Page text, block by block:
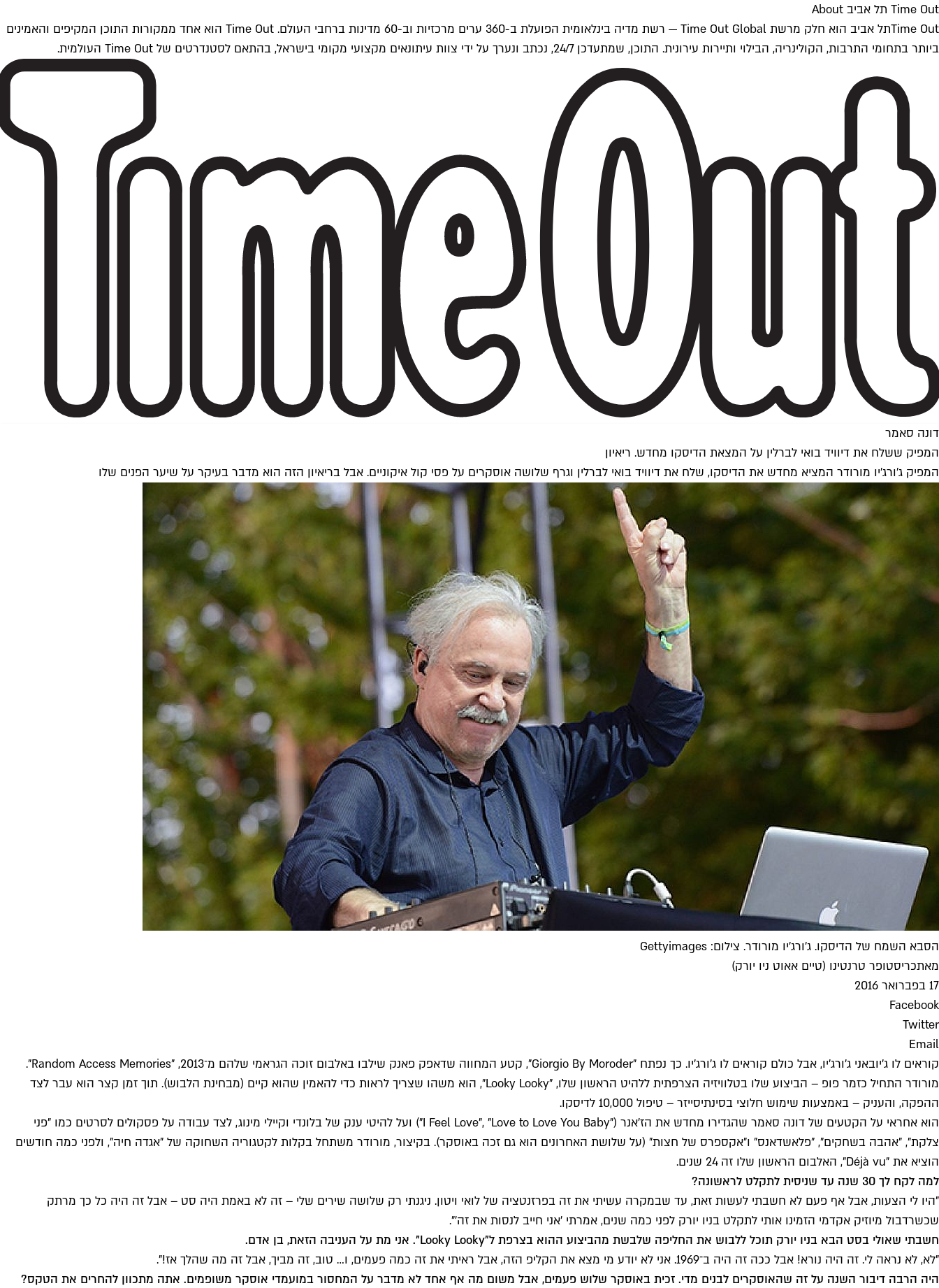
Time Out תל אביב About
Time Outתל אביב הוא חלק מרשת Time Out Global — רשת מדיה בינלאומית הפועלת ב-360 ערים מרכזיות וב-60 מדינות ברחבי העולם. Time Out הוא אחד ממקורות התוכן המקיפים והאמינים
ביותר בתחומי התרבות, הקולינריה, הבילוי ותיירות עירונית. התוכן, שמתעדכן 24/7, נכתב ונערך על ידי צוות עיתונאים מקצועי מקומי בישראל, בהתאם לסטנדרטים של Time Out העולמית.
דונה סאמר
המפיק ששלח את דיוויד בואי לברלין על המצאת הדיסקו מחדש. ריאיון
המפיק ג'ורג'יו מורודר המציא מחדש את הדיסקו, שלח את דיוויד בואי לברלין וגרף שלושה אוסקרים על פסי קול איקוניים. אבל בריאיון הזה הוא מדבר בעיקר על שיער הפנים שלו
הסבא השמח של הדיסקו. ג'ורג'יו מורודר. צילום: Gettyimages
מאתכריסטופר טרנטינו (טיים אאוט ניו יורק)
17 בפברואר 2016
Facebook
Twitter
Email
קוראים לו ג'יובאני ג'ורג'יו, אבל כולם קוראים לו ג'ורג'יו. כך נפתח "Giorgio By Moroder", קטע המחווה שדאפק פאנק שילבו באלבום זוכה הגראמי שלהם מ־2013, "Random Access Memories".
מורודר התחיל כזמר פופ – הביצוע שלו בטלוויזיה הצרפתית ללהיט הראשון שלו, "Looky Looky", הוא משהו שצריך לראות כדי להאמין שהוא קיים (מבחינת הלבוש). תוך זמן קצר הוא עבר לצד
ההפקה, והעניק – באמצעות שימוש חלוצי בסינתיסייזר – טיפול 10,000 לדיסקו.
הוא אחראי על הקטעים של דונה סאמר שהגדירו מחדש את הז'אנר ("I Feel Love", "Love to Love You Baby") ועל להיטי ענק של בלונדי וקיילי מינוג, לצד עבודה על פסקולים לסרטים כמו "פני
צלקת", "אהבה בשחקים", "פלאשדאנס" ו"אקספרס של חצות" (על שלושת האחרונים הוא גם זכה באוסקר). בקיצור, מורודר משתחל בקלות לקטגוריה השחוקה של "אגדה חיה", ולפני כמה חודשים
הוציא את "Déjà vu", האלבום הראשון שלו זה 24 שנים.
למה לקח לך 30 שנה עד שניסית לתקלט לראשונה?
"היו לי הצעות, אבל אף פעם לא חשבתי לעשות זאת, עד שבמקרה עשיתי את זה בפרזנטציה של לואי ויטון. ניגנתי רק שלושה שירים שלי – זה לא באמת היה סט – אבל זה היה כל כך מרתק
שכשרדבול מיוזיק אקדמי הזמינו אותי לתקלט בניו יורק לפני כמה שנים, אמרתי 'אני חייב לנסות את זה'".
חשבתי שאולי בסט הבא בניו יורק תוכל ללבוש את החליפה שלבשת מהביצוע ההוא בצרפת ל"Looky Looky". אני מת על העניבה הזאת, בן אדם.
"לא, לא נראה לי. זה היה נורא! אבל ככה זה היה ב־1969. אני לא יודע מי מצא את הקליפ הזה, אבל ראיתי את זה כמה פעמים, ו… טוב, זה מביך, אבל זה מה שהלך אז!".
היה הרבה דיבור השנה על זה שהאוסקרים לבנים מדי. זכית באוסקר שלוש פעמים, אבל משום מה אף אחד לא מדבר על המחסור במועמדי אוסקר משופמים. אתה מתכוון להחרים את הטקס?